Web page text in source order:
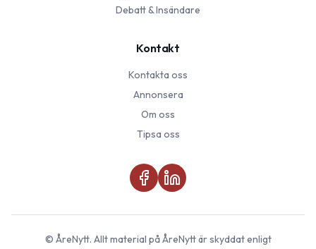
Debatt & Insändare
Kontakt
Kontakta oss
Annonsera
Om oss
Tipsa oss
© ÅreNytt. Allt material påÅreNyttär skyddat enligt